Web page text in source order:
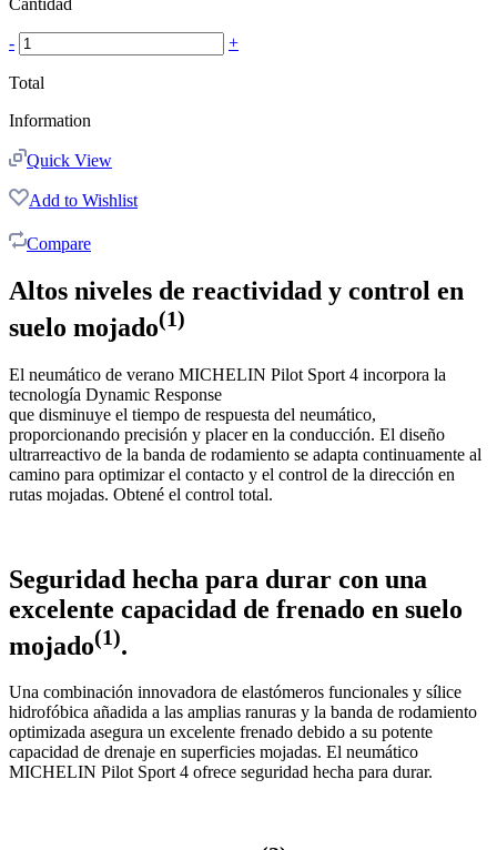
- +
Total
Information
Quick View
Add to Wishlist
Compare
Altos niveles de reactividad y control en
suelo mojado(1)
El neumático de verano MICHELIN Pilot Sport 4 incorpora la
tecnología Dynamic Response
que disminuye el tiempo de respuesta del neumático,
proporcionando precisión y placer en la conducción. El diseño
ultrarreactivo de la banda de rodamiento se adapta continuamente al
camino para optimizar el contacto y el control de la dirección en
rutas mojadas. Obtené el control total.
Seguridad hecha para durar con una
excelente capacidad de frenado en suelo
mojado(1).
Una combinación innovadora de elastómeros funcionales y sílice
hidrofóbica añadida a las amplias ranuras y la banda de rodamiento
optimizada asegura un excelente frenado debido a su potente
capacidad de drenaje en superficies mojadas. El neumático
MICHELIN Pilot Sport 4 ofrece seguridad hecha para durar.